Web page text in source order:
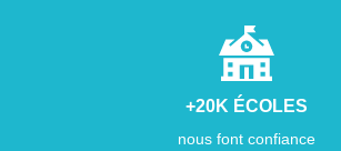
+20K ÉCOLES
nous font confiance